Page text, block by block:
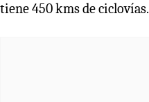
tiene 450 kms de ciclovías.